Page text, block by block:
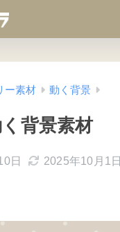
ー素材 動く背景
背景素材
日 2025年10月1日